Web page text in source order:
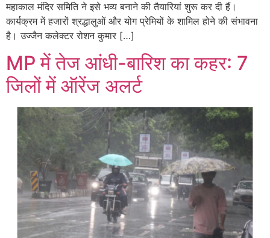
महाकाल मंदिर समिति ने इसे भव्य बनाने की तैयारियां शुरू कर दी हैं।
कार्यक्रम में हजारों श्रद्धालुओं और योग प्रेमियों के शामिल होने की संभावना
है। उज्जैन कलेक्टर रोशन कुमार […]
MP में तेज आंधी-बारिश का कहर: 7
जिलों में ऑरेंज अलर्ट